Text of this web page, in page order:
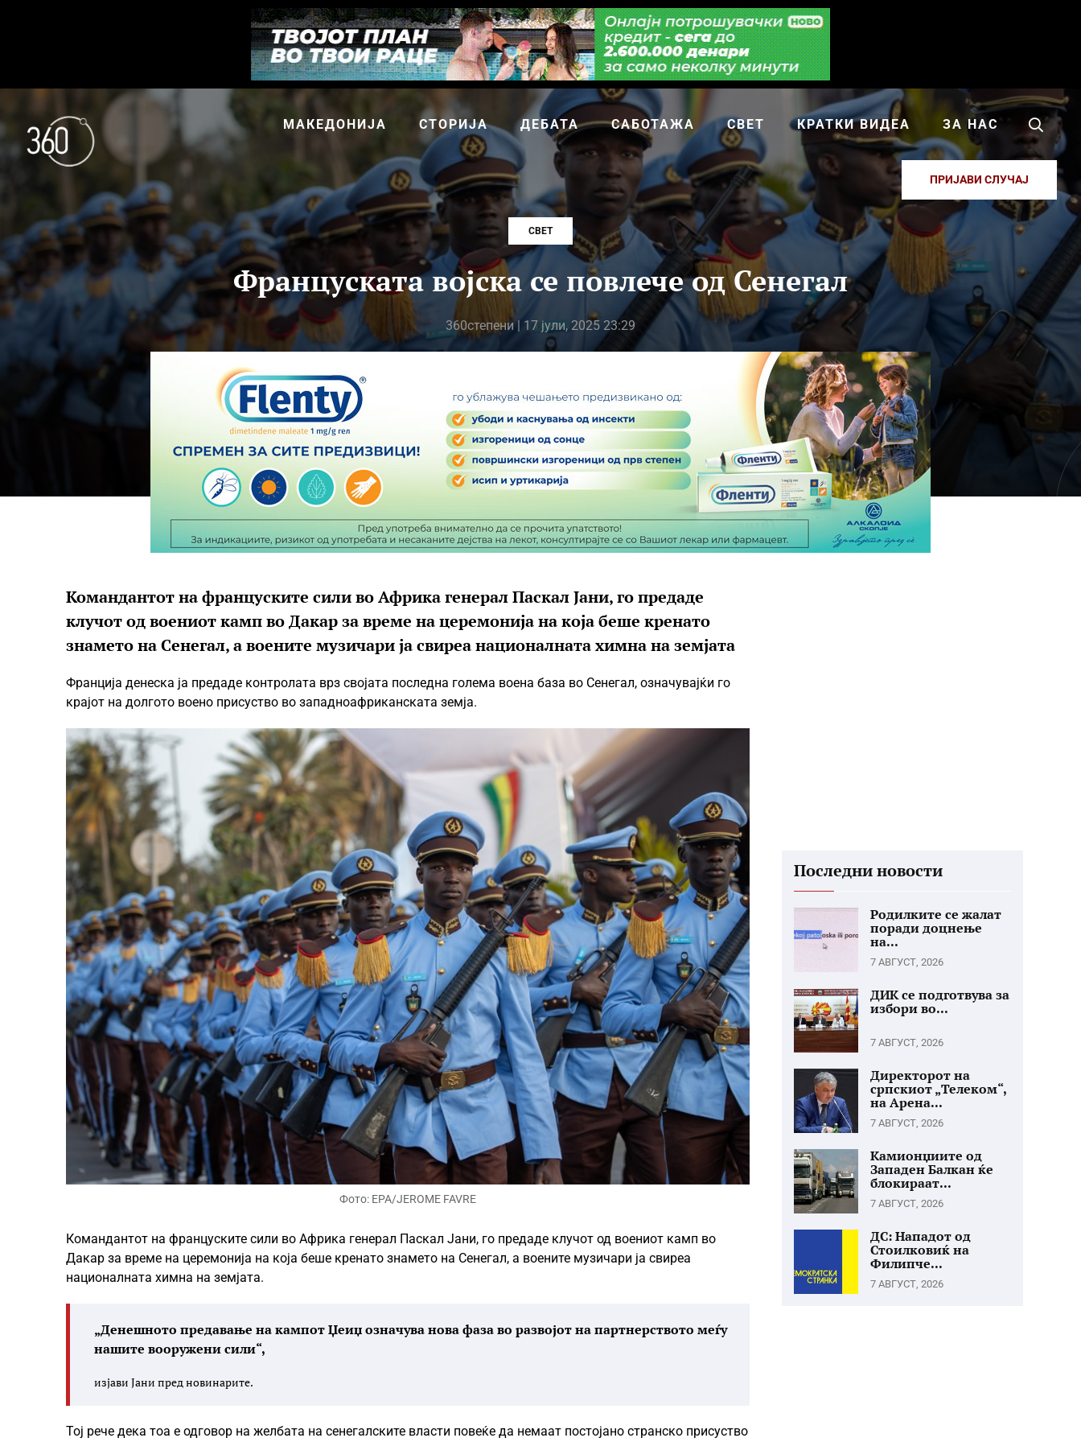
МАКЕДОНИЈА СТОРИЈА ДЕБАТА САБОТАЖА СВЕТ КРАТКИ ВИДЕА ЗА НАС
ПРИЈАВИ СЛУЧАЈ
СВЕТ
Француската војска се повлече од Сенегал
360степени| 17 јули, 2025 23:29
Командантот на француските сили во Африка генерал Паскал Јани, го предаде
клучот од воениот камп во Дакар за време на церемонија на која беше кренато
знамето на Сенегал, а воените музичари ја свиреа националната химна на земјата
Франција денеска ја предаде контролата врз својата последна голема воена база во Сенегал, означувајќи го
крајот на долгото воено присуство во западноафриканската земја.
Фото: EPA/JEROME FAVRE
Командантот на француските сили во Африка генерал Паскал Јани, го предаде клучот од воениот камп во
Дакар за време на церемонија на која беше кренато знамето на Сенегал, а воените музичари ја свиреа
националната химна на земјата.
„Денешното предавање на кампот Џеиџ означува нова фаза во развојот на партнерството меѓу
нашите вооружени сили“,
изјави Јани пред новинарите.
Тој рече дека тоа е одговор на желбата на сенегалските власти повеќе да немаат постојано странско присуство
Последни новости
Родилките се жалат
поради доцнење
на...
7 АВГУСТ, 2026
ДИК се подготвува за
избори во...
7 АВГУСТ, 2026
Директорот на
српскиот „Телеком“,
на Арена...
7 АВГУСТ, 2026
Камионџиите од
Западен Балкан ќе
блокираат...
7 АВГУСТ, 2026
ДС: Нападот од
Стоилковиќ на
Филипче...
7 АВГУСТ, 2026